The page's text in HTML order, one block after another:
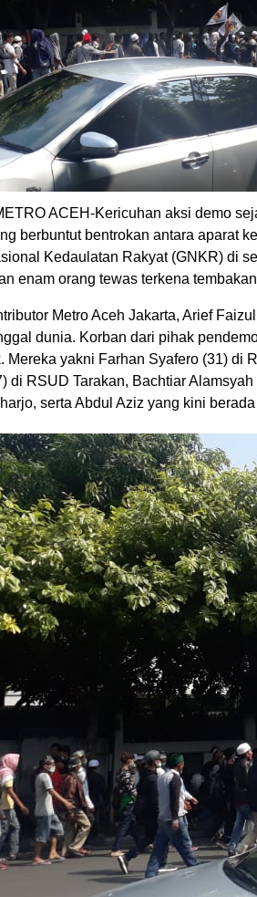
ACEH-Kericuhan aksi demo
berbuntut bentrokan antara aparat
Kedaulatan Rakyat (GNKR) di
enam orang tewas terkena
Metro Aceh Jakarta, Arief
dunia. Korban dari pihak
Mereka yakni Farhan Syafero (31) di
di RSUD Tarakan, Bachtiar
serta Abdul Aziz yang kini